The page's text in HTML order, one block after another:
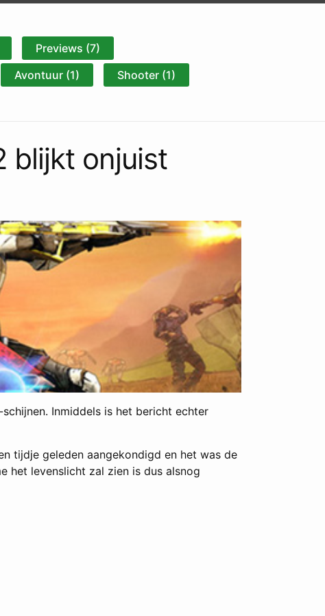
Previews (7)
Avontuur (1)
Shooter (1)
blijkt onjuist
Inmiddels is het bericht echter
tijdje geleden aangekondigd en het was de
het levenslicht zal zien is dus alsnog